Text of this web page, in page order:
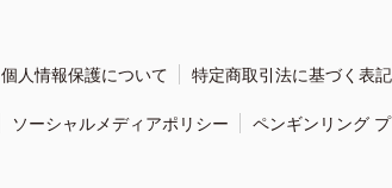
個人情報保護について 特定商取引法に基づく表記
ソーシャルメディアポリシー ペンギンリング